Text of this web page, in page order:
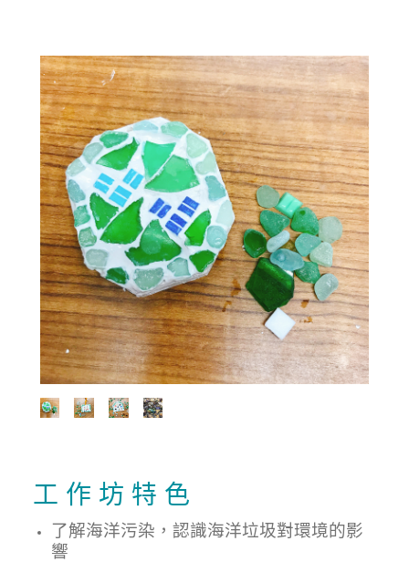
工 作 坊 特 色
了解海洋污染，認識海洋垃圾對環境的影
響